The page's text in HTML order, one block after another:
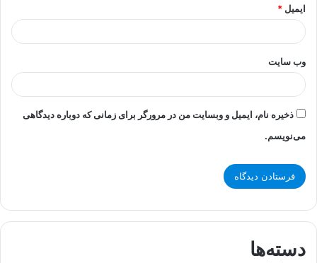
ایمیل *
وب‌ سایت
ذخیره نام، ایمیل و وبسایت من در مرورگر برای زمانی که دوباره دیدگاهی
می‌نویسم.
دسته‌ها